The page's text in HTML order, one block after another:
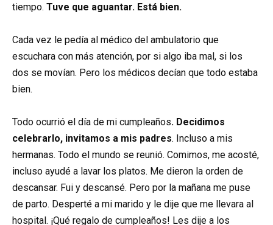
tiempo. Tuve que aguantar. Está bien.
Cada vez le pedía al médico del ambulatorio que
escuchara con más atención, por si algo iba mal, si los
dos se movían. Pero los médicos decían que todo estaba
bien.
Todo ocurrió el día de mi cumpleaños. Decidimos
celebrarlo, invitamos a mis padres. Incluso a mis
hermanas. Todo el mundo se reunió. Comimos, me acosté,
incluso ayudé a lavar los platos. Me dieron la orden de
descansar. Fui y descansé. Pero por la mañana me puse
de parto. Desperté a mi marido y le dije que me llevara al
hospital. ¡Qué regalo de cumpleaños! Les dije a los